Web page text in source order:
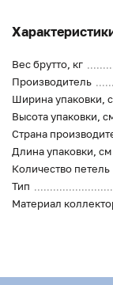
Вес брутто, кг
Производитель
Ширина упаковки,
Высота упаковки,
Страна
Длина упаковки, см
Количество петель
Тип
Материал